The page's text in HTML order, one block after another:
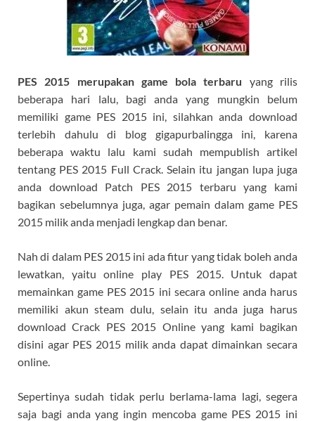
PES 2015 merupakan game bola terbaru yang rilis
beberapa hari lalu, bagi anda yang mungkin belum
memiliki game PES 2015 ini, silahkan anda download
terlebih dahulu di blog gigapurbalingga ini, karena
beberapa waktu lalu kami sudah mempublish artikel
tentang PES 2015 Full Crack. Selain itu jangan lupa juga
anda download Patch PES 2015 terbaru yang kami
bagikan sebelumnya juga, agar pemain dalam game PES
2015 milik anda menjadi lengkap dan benar.
Nah di dalam PES 2015 ini ada fitur yang tidak boleh anda
lewatkan, yaitu online play PES 2015. Untuk dapat
memainkan game PES 2015 ini secara online anda harus
memiliki akun steam dulu, selain itu anda juga harus
download Crack PES 2015 Online yang kami bagikan
disini agar PES 2015 milik anda dapat dimainkan secara
online.
Sepertinya sudah tidak perlu berlama-lama lagi, segera
saja bagi anda yang ingin mencoba game PES 2015 ini